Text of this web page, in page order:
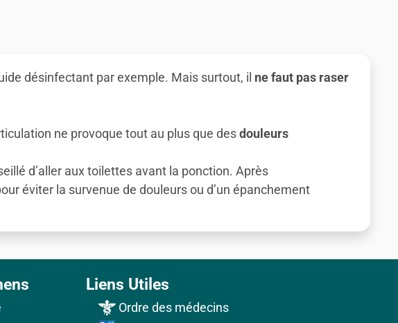
désinfectant par exemple. Mais surtout, il ne faut pas raser
ne provoque tout au plus que desdouleurs
d’aller aux toilettes avant la ponction. Après
éviter la survenue de douleurs ou d’un épanchement
Liens Utiles
Ordre des médecins